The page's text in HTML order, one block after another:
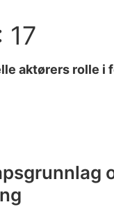
17
aktørers rolle